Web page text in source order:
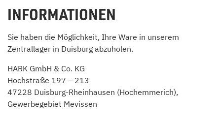
INFORMATIONEN
Sie haben die Möglichkeit, Ihre Ware in unserem
Zentrallager in Duisburg abzuholen.
HARK GmbH & Co. KG
Hochstraße 197 – 213
47228 Duisburg-Rheinhausen (Hochemmerich),
Gewerbegebiet Mevissen